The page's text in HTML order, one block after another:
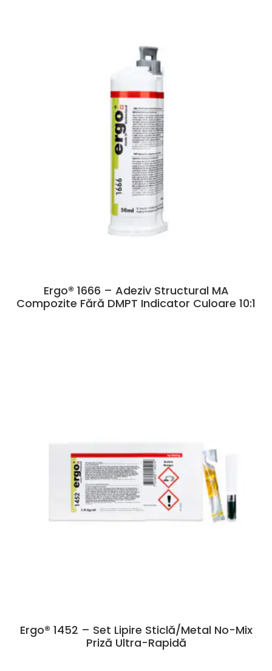
Ergo® 1666 – Adeziv Structural MA
Compozite Fără DMPT Indicator Culoare 10:1
Ergo® 1452 – Set Lipire Sticlă/metal No-Mix
Priză Ultra-Rapidă